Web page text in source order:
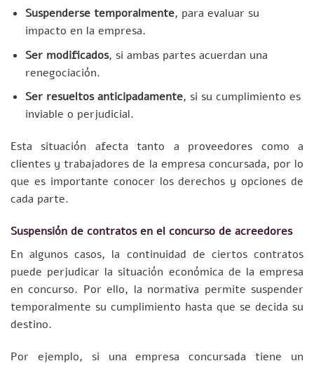
Suspenderse temporalmente, para evaluar su
impacto en la empresa.
Ser modificados, si ambas partes acuerdan una
renegociación.
Ser resueltos anticipadamente, si su cumplimiento es
inviable o perjudicial.
Esta situación afecta tanto a proveedores como a
clientes y trabajadores de la empresa concursada, por lo
que es importante conocer los derechos y opciones de
cada parte.
Suspensión de contratos en el concurso de acreedores
En algunos casos, la continuidad de ciertos contratos
puede perjudicar la situación económica de la empresa
en concurso. Por ello, la normativa permite suspender
temporalmente su cumplimiento hasta que se decida su
destino.
Por ejemplo, si una empresa concursada tiene un